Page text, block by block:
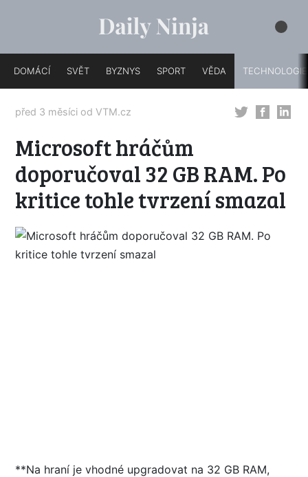
DOMÁCÍ SVĚT BYZNYS SPORT VĚDA TECHNOLOGIE
před 3 měsíci od VTM.cz
Microsoft hráčům
doporučoval 32 GB RAM. Po
kritice tohle tvrzení smazal
**Na hraní je vhodné upgradovat na 32 GB RAM,